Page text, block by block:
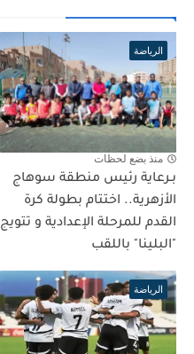
الرياضة
منذ بضع لحظات
بـرعاية رئيس منطقة سوهاج
الأزهرية.. اختتام بطولة كرة
القدم للمرحلة الإعدادية و تتويج
"البلينا" باللقب
الرياضة